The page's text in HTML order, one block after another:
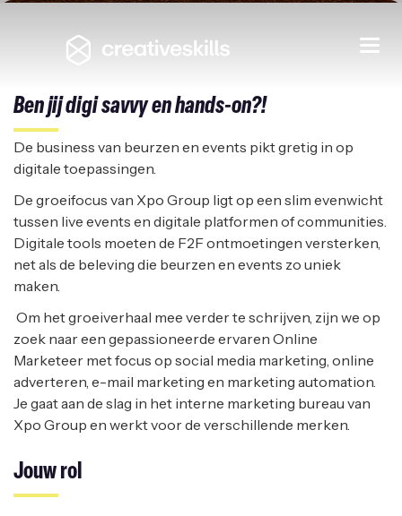
Online Marketeer
Ben jij digi savvy en hands-on?!
De business van beurzen en events pikt gretig in op
digitale toepassingen.
De groeifocus van Xpo Group ligt op een slim evenwicht
tussen live events en digitale platformen of communities.
Digitale tools moeten de F2F ontmoetingen versterken,
net als de beleving die beurzen en events zo uniek
maken.
Om het groeiverhaal mee verder te schrijven, zijn we op
zoek naar een gepassioneerde ervaren Online
Marketeer met focus op social media marketing, online
adverteren, e-mail marketing en marketing automation.
Je gaat aan de slag in het interne marketing bureau van
Xpo Group en werkt voor de verschillende merken.
Jouw rol